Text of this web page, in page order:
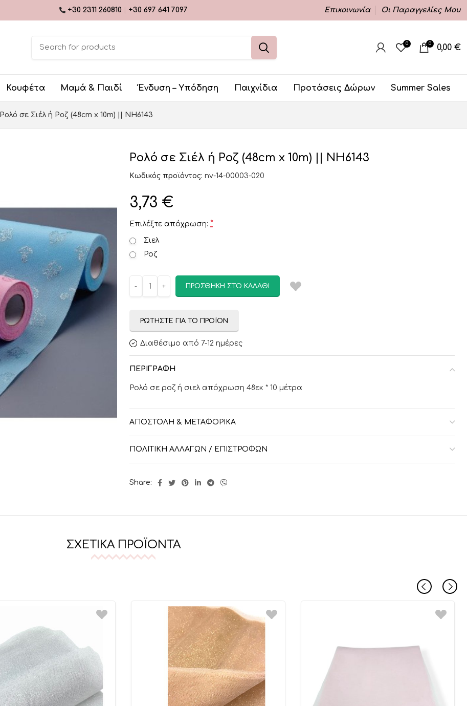
+30 2311 260810 +30 697 641 7097 Επικοινωνία Οι Παραγγελίες Μου
0 0 0,00 €
Κουφέτα Μαμά & Παιδί Ένδυση – Υπόδηση Παιχνίδια Προτάσεις Δώρων Summer Sales
Ρολό σε Σιέλ ή Ροζ (48cm x 10m) || ΝΗ6143
Ρολό σε Σιέλ ή Ροζ (48cm x 10m) || ΝΗ6143
Κωδικός προϊόντος: nv-14-00003-020
3,73 €
Επιλέξτε απόχρωση: *
Σιελ
Ροζ
ΠΡΟΣΘΉΚΗ ΣΤΟ ΚΑΛΆΘΙ
ΡΩΤΉΣΤΕ ΓΙΑ ΤΟ ΠΡΟΪΌΝ
Διαθέσιμο από 7-12 ημέρες
ΠΕΡΙΓΡΑΦΉ
Ρολό σε ροζ ή σιελ απόχρωση 48εκ * 10 μέτρα
ΑΠΟΣΤΟΛΉ & ΜΕΤΑΦΟΡΙΚΆ
ΠΟΛΙΤΙΚΉ ΑΛΛΑΓΏΝ / ΕΠΙΣΤΡΟΦΏΝ
Share:
ΣΧΕΤΙΚΆ ΠΡΟΪΌΝΤΑ